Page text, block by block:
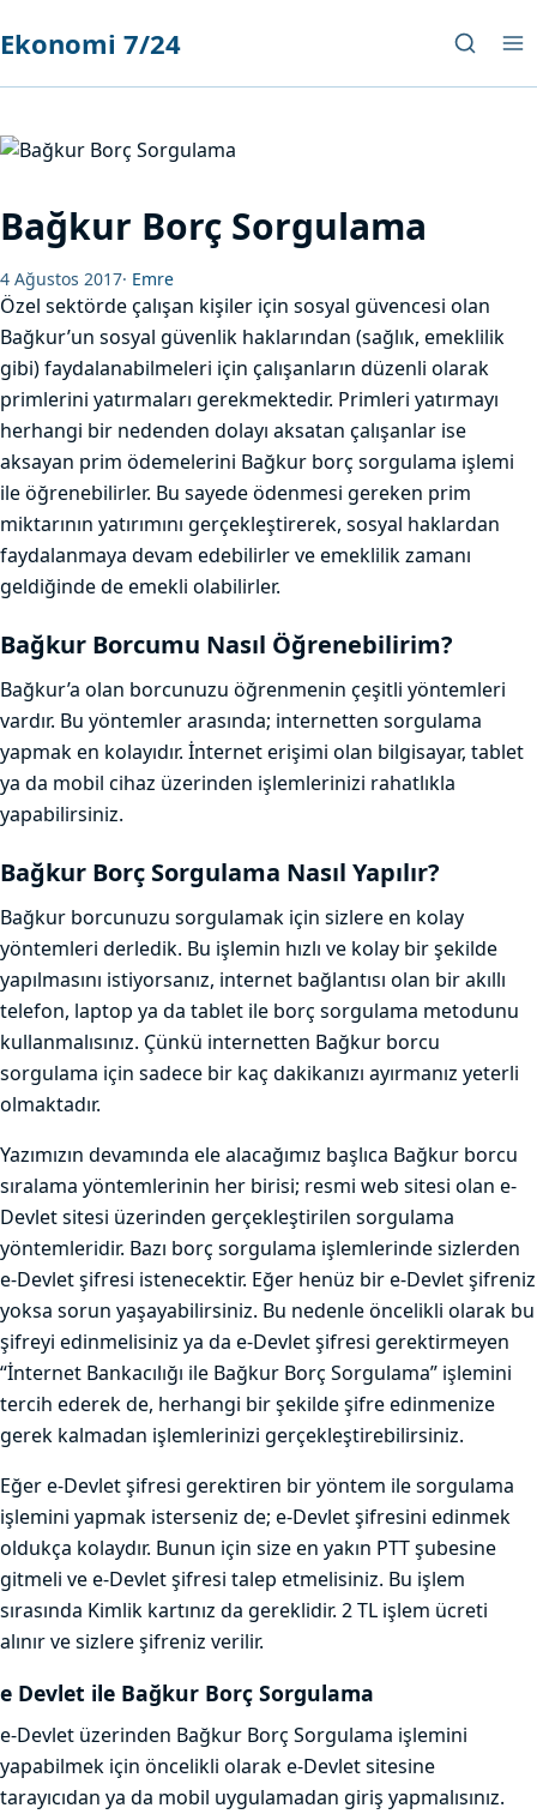
Ekonomi 7/24
Bağkur Borç Sorgulama
4 Ağustos 2017· Emre
Özel sektörde çalışan kişiler için sosyal güvencesi olan
Bağkur’un sosyal güvenlik haklarından (sağlık, emeklilik
gibi) faydalanabilmeleri için çalışanların düzenli olarak
primlerini yatırmaları gerekmektedir. Primleri yatırmayı
herhangi bir nedenden dolayı aksatan çalışanlar ise
aksayan prim ödemelerini Bağkur borç sorgulama işlemi
ile öğrenebilirler. Bu sayede ödenmesi gereken prim
miktarının yatırımını gerçekleştirerek, sosyal haklardan
faydalanmaya devam edebilirler ve emeklilik zamanı
geldiğinde de emekli olabilirler.
Bağkur Borcumu Nasıl Öğrenebilirim?
Bağkur’a olan borcunuzu öğrenmenin çeşitli yöntemleri
vardır. Bu yöntemler arasında; internetten sorgulama
yapmak en kolayıdır. İnternet erişimi olan bilgisayar, tablet
ya da mobil cihaz üzerinden işlemlerinizi rahatlıkla
yapabilirsiniz.
Bağkur Borç Sorgulama Nasıl Yapılır?
Bağkur borcunuzu sorgulamak için sizlere en kolay
yöntemleri derledik. Bu işlemin hızlı ve kolay bir şekilde
yapılmasını istiyorsanız, internet bağlantısı olan bir akıllı
telefon, laptop ya da tablet ile borç sorgulama metodunu
kullanmalısınız. Çünkü internetten Bağkur borcu
sorgulama için sadece bir kaç dakikanızı ayırmanız yeterli
olmaktadır.
Yazımızın devamında ele alacağımız başlıca Bağkur borcu
sıralama yöntemlerinin her birisi; resmi web sitesi olan e-
Devlet sitesi üzerinden gerçekleştirilen sorgulama
yöntemleridir. Bazı borç sorgulama işlemlerinde sizlerden
e-Devlet şifresi istenecektir. Eğer henüz bir e-Devlet şifreniz
yoksa sorun yaşayabilirsiniz. Bu nedenle öncelikli olarak bu
şifreyi edinmelisiniz ya da e-Devlet şifresi gerektirmeyen
“İnternet Bankacılığı ile Bağkur Borç Sorgulama” işlemini
tercih ederek de, herhangi bir şekilde şifre edinmenize
gerek kalmadan işlemlerinizi gerçekleştirebilirsiniz.
Eğer e-Devlet şifresi gerektiren bir yöntem ile sorgulama
işlemini yapmak isterseniz de; e-Devlet şifresini edinmek
oldukça kolaydır. Bunun için size en yakın PTT şubesine
gitmeli ve e-Devlet şifresi talep etmelisiniz. Bu işlem
sırasında Kimlik kartınız da gereklidir. 2 TL işlem ücreti
alınır ve sizlere şifreniz verilir.
e Devlet ile Bağkur Borç Sorgulama
e-Devlet üzerinden Bağkur Borç Sorgulama işlemini
yapabilmek için öncelikli olarak e-Devlet sitesine
tarayıcıdan ya da mobil uygulamadan giriş yapmalısınız.